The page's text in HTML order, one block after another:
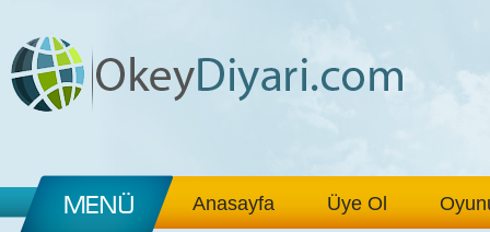
Anasayfa Üye Ol